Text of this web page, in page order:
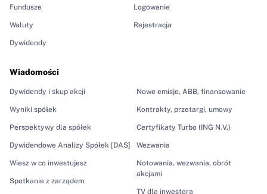
Fundusze
Waluty
Dywidendy
Wiadomości
Dywidendy i skup akcji
Wyniki spółek
Perspektywy dla spółek
Dywidendowe Analizy Spółek [DAS]
Wiesz w co inwestujesz
Spotkanie z zarządem
Nowe emisje, ABB, finansowanie
Kontrakty, przetargi, umowy
Certyfikaty Turbo (ING N.V.)
Wezwania
Notowania, wezwania, obrót
akcjami
TV dla inwestora
Logowanie
Rejestracja